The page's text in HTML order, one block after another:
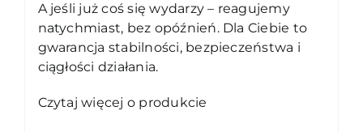
A jeśli już coś się wydarzy – reagujemy
natychmiast, bez opóźnień. Dla Ciebie to
gwarancja stabilności, bezpieczeństwa i
ciągłości działania.
Czytaj więcej o produkcie